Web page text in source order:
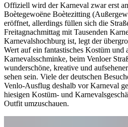
Offiziell wird der Karneval zwar erst
Boètegewoëne Boètezitting
eröffnet, allerdings füllen sich die
Freitagnachmittag mit Tausenden
Karnevalshochburg ist, legt der
Wert auf ein fantastisches Kostüm und
Karnevalsschminke, beim Venloer
wunderschöne, kreative und
sehen sein. Viele der deutschen
Venlo-Ausflug deshalb vor Karneval
hiesigen Kostüm- und
Outfit umzuschauen.